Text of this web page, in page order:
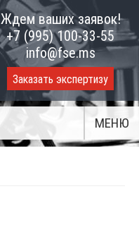
Ждем ваших заявок!
+7 (995) 100-33-55
info@fse.ms
Заказать экспертизу
МЕНЮ